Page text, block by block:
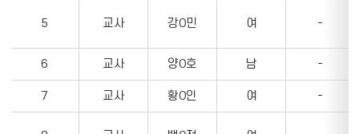
성
전
5 교사 강O민 여 -
6 교사 양O호 남 -
7 교사 황O인 여 -